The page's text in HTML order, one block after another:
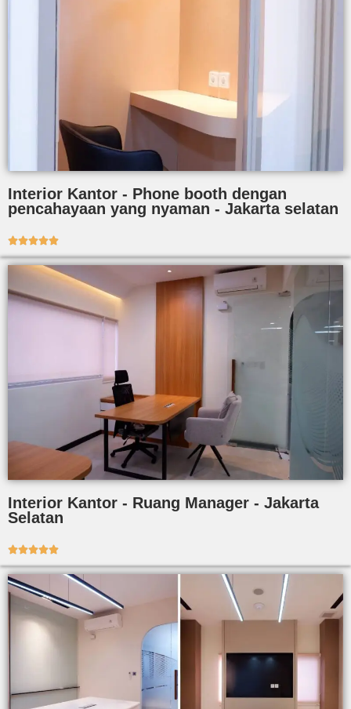
Interior Kantor - Phone booth dengan
pencahayaan yang nyaman - Jakarta selatan

Interior Kantor - Ruang Manager - Jakarta
Selatan
